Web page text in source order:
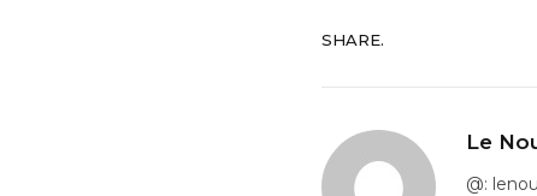
SHARE.
Le
@: